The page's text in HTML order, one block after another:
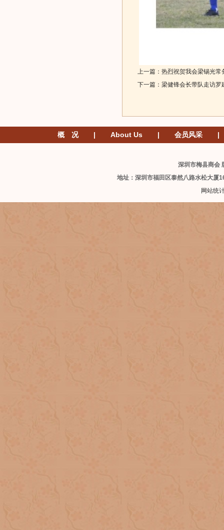
上一篇： 热烈祝贺我会梁锡光常
下一篇： 梁健锋会长带队走访
概 况 | About Us | 会员风采 |
深圳市梅县商
地址：深圳市福田区泰然八路水松大厦
网站统